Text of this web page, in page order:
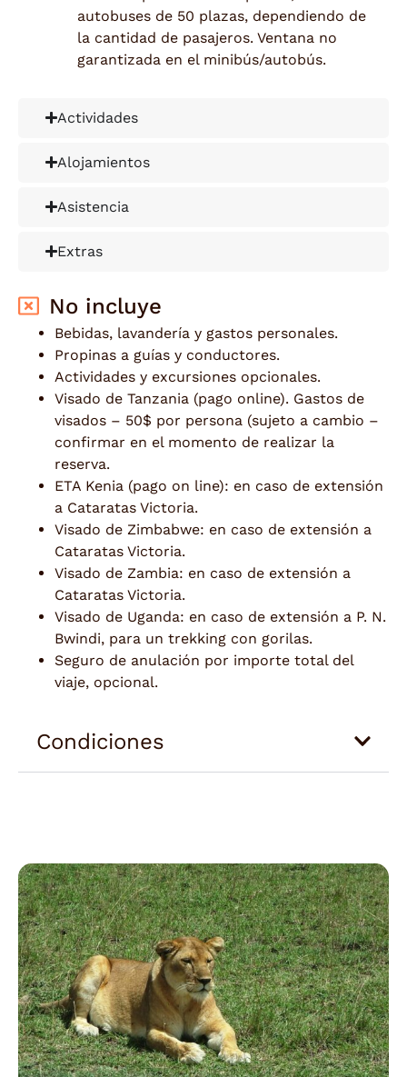
autobuses de 50 plazas, dependiendo de
la cantidad de pasajeros. Ventana no
garantizada en el minibús/autobús.
Actividades
Alojamientos
Asistencia
Extras
No incluye
Bebidas, lavandería y gastos personales.
Propinas a guías y conductores.
Actividades y excursiones opcionales.
Visado de Tanzania (pago online). Gastos de
visados – 50$ por persona (sujeto a cambio –
confirmar en el momento de realizar la
reserva.
ETA Kenia (pago on line): en caso de extensión
a Cataratas Victoria.
Visado de Zimbabwe: en caso de extensión a
Cataratas Victoria.
Visado de Zambia: en caso de extensión a
Cataratas Victoria.
Visado de Uganda: en caso de extensión a P. N.
Bwindi, para un trekking con gorilas.
Seguro de anulación por importe total del
viaje, opcional.
Condiciones